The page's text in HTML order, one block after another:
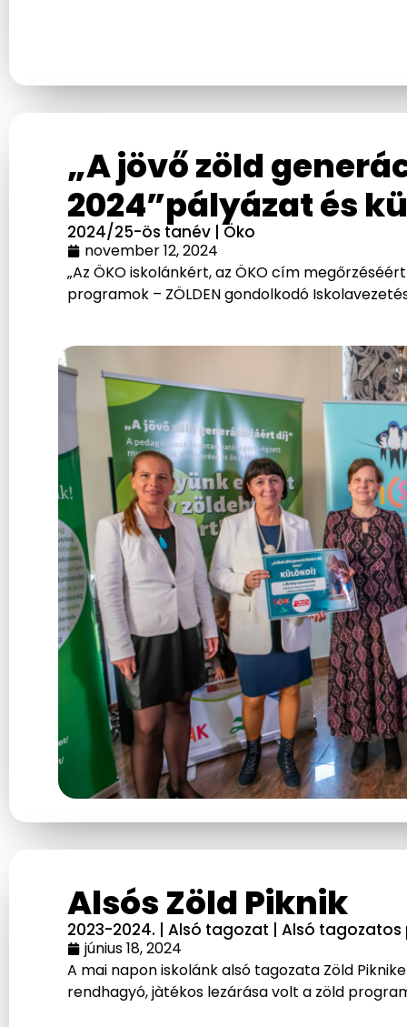
„A jövő zöld
2024”pályázat és
2024/25-ös tanév|Öko
november 12, 2024
„Az ÖKO iskolánkért, az ÖKO cím
programok – ZÖLDEN gondolkodó
Alsós Zöld Piknik
2023-2024. | Alsó tagozat | Alsó
június 18, 2024
A mai napon iskolánk alsó tagozata Zöld
rendhagyó, jàtékos lezárása volt a zöld